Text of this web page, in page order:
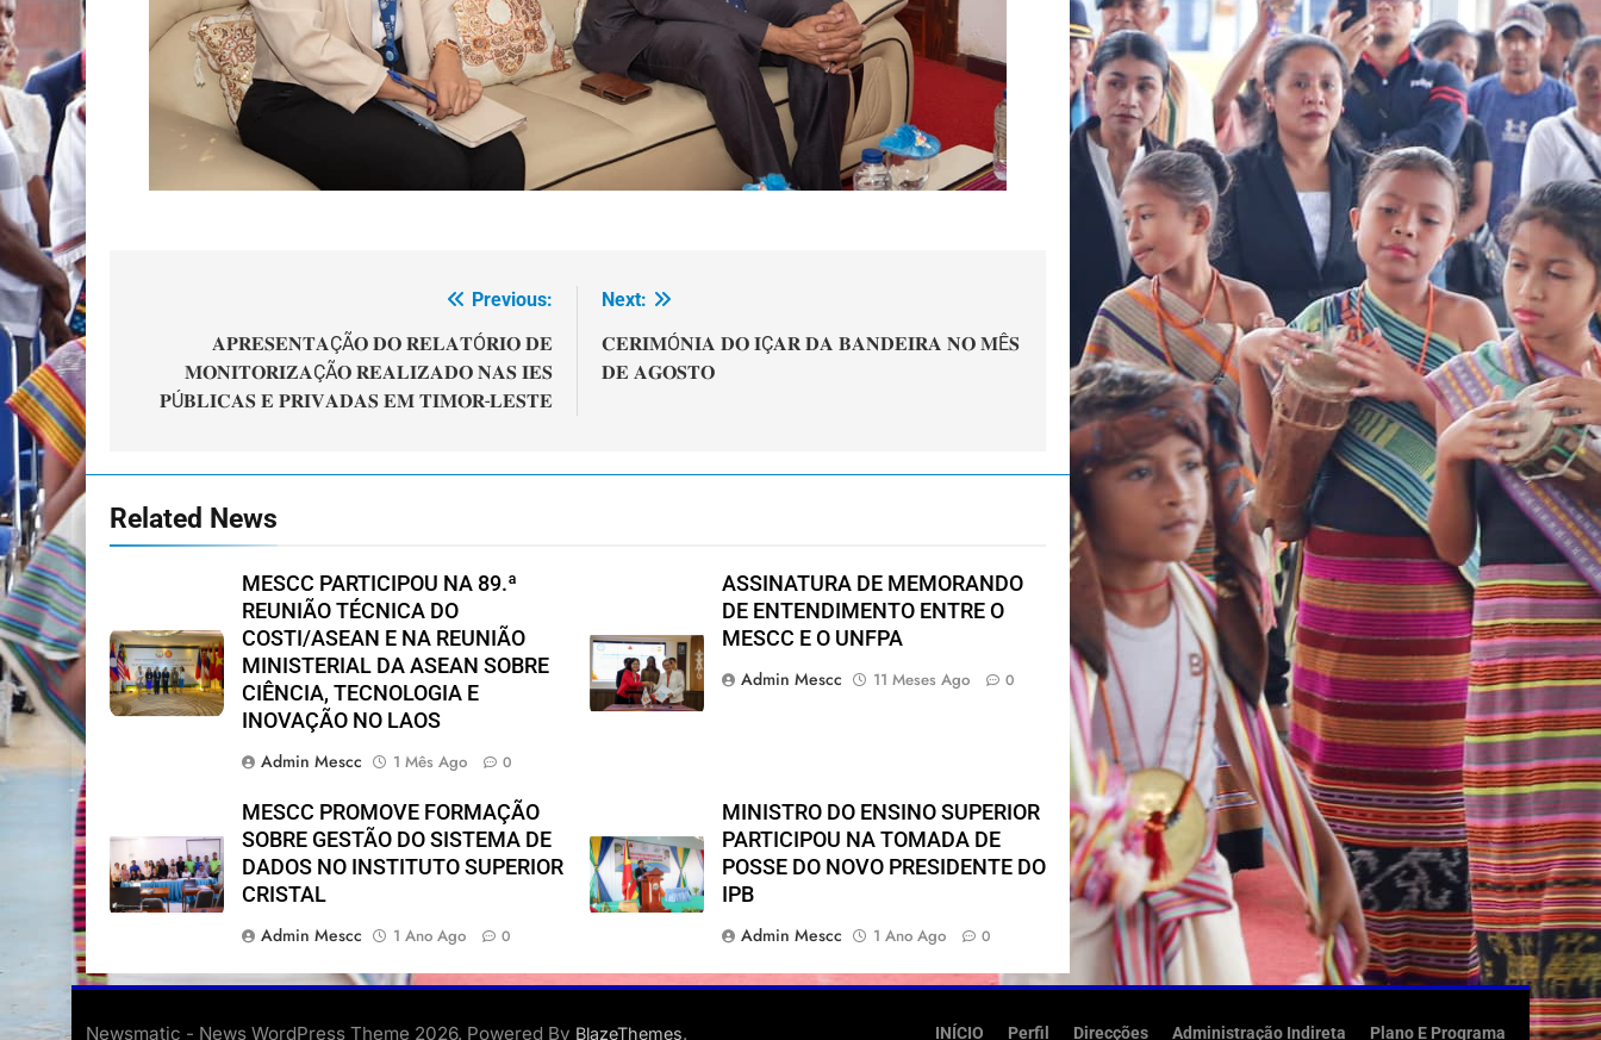
artigos
Previous:
𝐀𝐏𝐑𝐄𝐒𝐄𝐍𝐓𝐀ÇÃ𝐎 𝐃𝐎 𝐑𝐄𝐋𝐀𝐓Ó𝐑𝐈𝐎 𝐃𝐄
𝐌𝐎𝐍𝐈𝐓𝐎𝐑𝐈𝐙𝐀ÇÃ𝐎 𝐑𝐄𝐀𝐋𝐈𝐙𝐀𝐃𝐎 𝐍𝐀𝐒 𝐈𝐄𝐒
𝐏Ú𝐁𝐋𝐈𝐂𝐀𝐒 𝐄 𝐏𝐑𝐈𝐕𝐀𝐃𝐀𝐒 𝐄𝐌 𝐓𝐈𝐌𝐎𝐑-𝐋𝐄𝐒𝐓𝐄
Next:
𝐂𝐄𝐑𝐈𝐌Ó𝐍𝐈𝐀 𝐃𝐎 𝐈Ç𝐀𝐑 𝐃𝐀 𝐁𝐀𝐍𝐃𝐄𝐈𝐑𝐀 𝐍𝐎 𝐌Ê𝐒
𝐃𝐄 𝐀𝐆𝐎𝐒𝐓𝐎
Related News
MESCC PARTICIPOU NA 89.ª
REUNIÃO TÉCNICA DO
COSTI/ASEAN E NA REUNIÃO
MINISTERIAL DA ASEAN SOBRE
CIÊNCIA, TECNOLOGIA E
INOVAÇÃO NO LAOS
Admin Mescc
1 Mês Ago 0
ASSINATURA DE MEMORANDO
DE ENTENDIMENTO ENTRE O
MESCC E O UNFPA
Admin Mescc
11 Meses Ago 0
MESCC PROMOVE FORMAÇÃO
SOBRE GESTÃO DO SISTEMA DE
DADOS NO INSTITUTO SUPERIOR
CRISTAL
Admin Mescc
1 Ano Ago 0
MINISTRO DO ENSINO SUPERIOR
PARTICIPOU NA TOMADA DE
POSSE DO NOVO PRESIDENTE DO
IPB
Admin Mescc
1 Ano Ago 0
Newsmatic - News WordPress Theme 2026. Powered By BlazeThemes. INÍCIO Perfil Direcções Administração Indireta Plano E Programa